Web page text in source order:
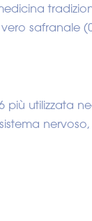
safranale
utilizzata